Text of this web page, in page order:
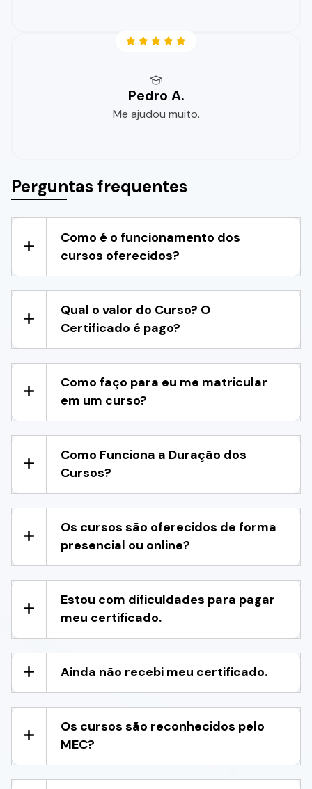
Pedro A.
Me ajudou muito.
Perguntas frequentes
Como é o funcionamento dos
cursos oferecidos?
Qual o valor do Curso? O
Certificado é pago?
Como faço para eu me matricular
em um curso?
Como Funciona a Duração dos
Cursos?
Os cursos são oferecidos de forma
presencial ou online?
Estou com dificuldades para pagar
meu certificado.
Ainda não recebi meu certificado.
Os cursos são reconhecidos pelo
MEC?